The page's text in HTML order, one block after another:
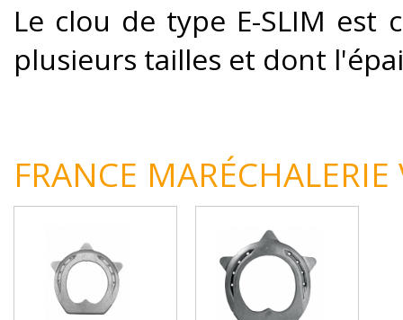
Le clou de type E-SLIM
plusieurs tailles et dont
FRANCE